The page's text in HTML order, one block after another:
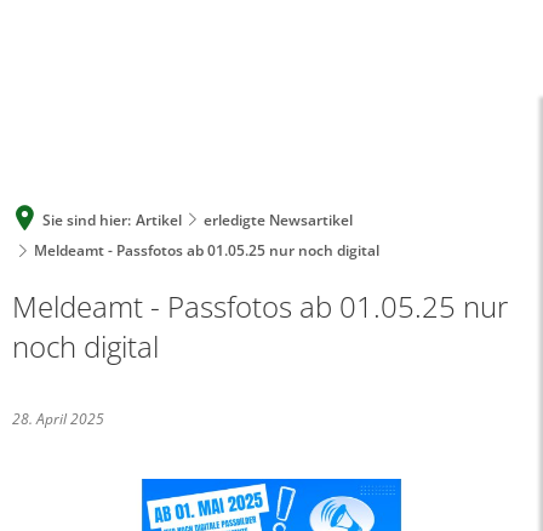
Sie sind hier: Artikel
erledigte Newsartikel
Meldeamt - Passfotos ab 01.05.25 nur noch digital
Meldeamt - Passfotos ab 01.05.25 nur
noch digital
28. April 2025